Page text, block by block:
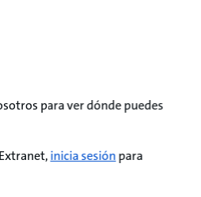
para ver dónde puedes
inicia sesiónpara